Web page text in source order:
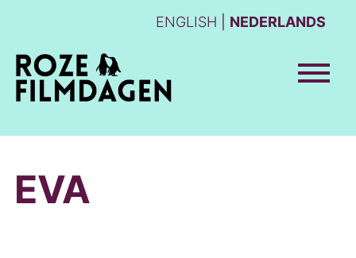
ENGLISH NEDERLANDS
EVA